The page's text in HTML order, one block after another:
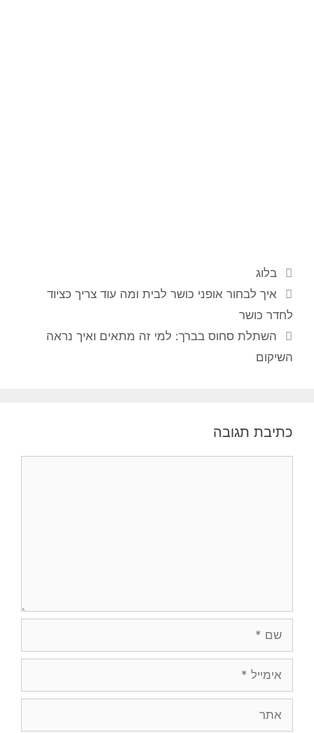
בלוג
איך לבחור אופני כושר לבית ומה עוד צריך כציוד
לחדר כושר
השתלת סחוס בברך: למי זה מתאים ואיך נראה
השיקום
כתיבת תגובה